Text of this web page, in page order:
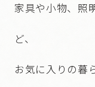
家具や小物、照
ど、
お気に入りの暮